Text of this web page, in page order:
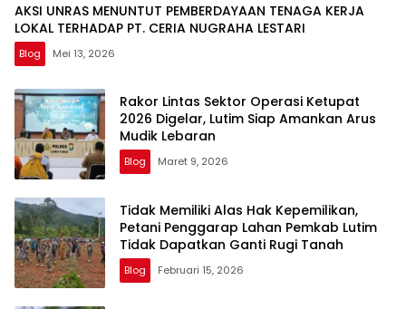
AKSI UNRAS MENUNTUT PEMBERDAYAAN TENAGA KERJA
LOKAL TERHADAP PT. CERIA NUGRAHA LESTARI
Blog Mei 13, 2026
Rakor Lintas Sektor Operasi Ketupat
2026 Digelar, Lutim Siap Amankan Arus
Mudik Lebaran
Blog Maret 9, 2026
Tidak Memiliki Alas Hak Kepemilikan,
Petani Penggarap Lahan Pemkab Lutim
Tidak Dapatkan Ganti Rugi Tanah
Blog Februari 15, 2026